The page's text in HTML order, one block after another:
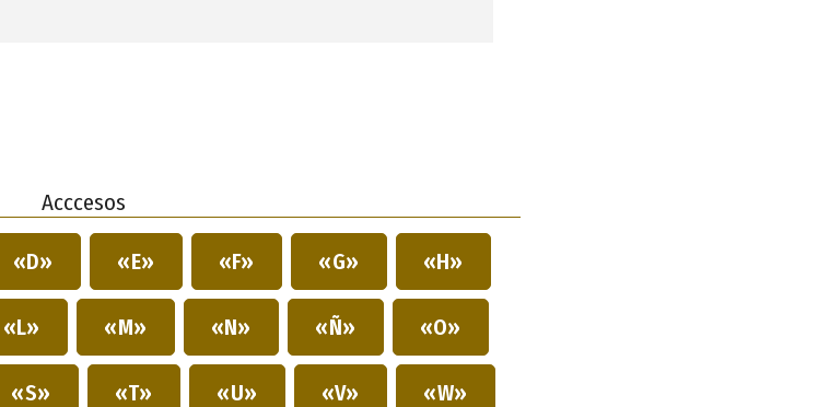
Acccesos
«D» «E» «F» «G» «H»
«L» «M» «N» «Ñ» «O»
«S» «T» «U» «V» «W»